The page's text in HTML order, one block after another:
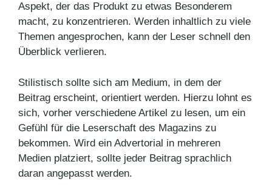
Aspekt, der das Produkt zu etwas Besonderem
macht, zu konzentrieren. Werden inhaltlich zu viele
Themen angesprochen, kann der Leser schnell den
Überblick verlieren.
Stilistisch sollte sich am Medium, in dem der
Beitrag erscheint, orientiert werden. Hierzu lohnt es
sich, vorher verschiedene Artikel zu lesen, um ein
Gefühl für die Leserschaft des Magazins zu
bekommen. Wird ein Advertorial in mehreren
Medien platziert, sollte jeder Beitrag sprachlich
daran angepasst werden.